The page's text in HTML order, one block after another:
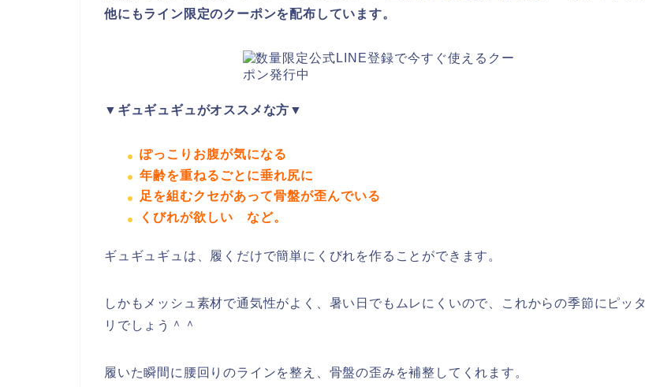
他にもライン限定のクーポンを配布しています。
▼ギュギュギュがオススメな方▼
ぽっこりお腹が気になる
年齢を重ねるごとに垂れ尻に
足を組むクセがあって骨盤が歪んでいる
くびれが欲しい など。
ギュギュギュは、履くだけで簡単にくびれを作ることができます。
しかもメッシュ素材で通気性がよく、暑い日でもムレにくいので、これからの季節にピッタ
リでしょう＾＾
履いた瞬間に腰回りのラインを整え、骨盤の歪みを補整してくれます。